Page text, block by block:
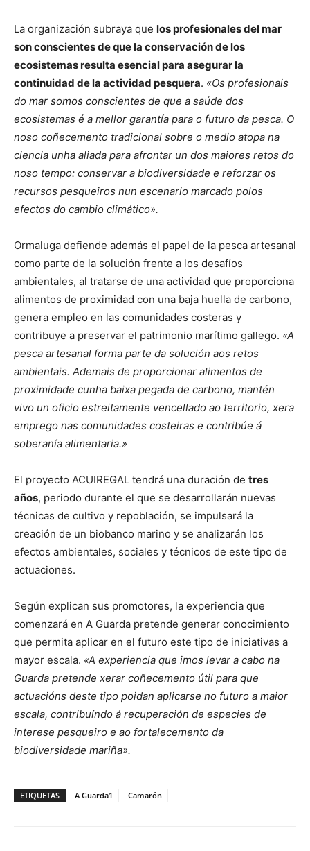
La organización subraya que los profesionales del mar
son conscientes de que la conservación de los
ecosistemas resulta esencial para asegurar la
continuidad de la actividad pesquera. «Os profesionais
do mar somos conscientes de que a saúde dos
ecosistemas é a mellor garantía para o futuro da pesca. O
noso coñecemento tradicional sobre o medio atopa na
ciencia unha aliada para afrontar un dos maiores retos do
noso tempo: conservar a biodiversidade e reforzar os
recursos pesqueiros nun escenario marcado polos
efectos do cambio climático».
Ormaluga defiende además el papel de la pesca artesanal
como parte de la solución frente a los desafíos
ambientales, al tratarse de una actividad que proporciona
alimentos de proximidad con una baja huella de carbono,
genera empleo en las comunidades costeras y
contribuye a preservar el patrimonio marítimo gallego. «A
pesca artesanal forma parte da solución aos retos
ambientais. Ademais de proporcionar alimentos de
proximidade cunha baixa pegada de carbono, mantén
vivo un oficio estreitamente vencellado ao territorio, xera
emprego nas comunidades costeiras e contribúe á
soberanía alimentaria.»
El proyecto ACUIREGAL tendrá una duración de tres
años, periodo durante el que se desarrollarán nuevas
técnicas de cultivo y repoblación, se impulsará la
creación de un biobanco marino y se analizarán los
efectos ambientales, sociales y técnicos de este tipo de
actuaciones.
Según explican sus promotores, la experiencia que
comenzará en A Guarda pretende generar conocimiento
que permita aplicar en el futuro este tipo de iniciativas a
mayor escala. «A experiencia que imos levar a cabo na
Guarda pretende xerar coñecemento útil para que
actuacións deste tipo poidan aplicarse no futuro a maior
escala, contribuíndo á recuperación de especies de
interese pesqueiro e ao fortalecemento da
biodiversidade mariña».
ETIQUETAS A Guarda1 Camarón